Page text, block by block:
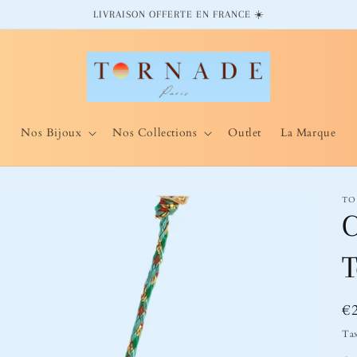
LIVRAISON OFFERTE EN FRANCE ☀️
Nos Bijoux Nos Collections Outlet La Marque